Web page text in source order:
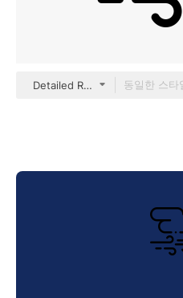
Detailed Rounded Lineal color